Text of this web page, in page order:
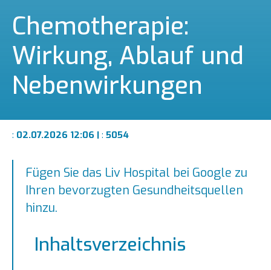
Chemotherapie:
Wirkung, Ablauf und
Nebenwirkungen
: 02.07.2026 12:06 | : 5054
Fügen Sie das Liv Hospital bei Google zu
Ihren bevorzugten Gesundheitsquellen
hinzu.
Inhaltsverzeichnis